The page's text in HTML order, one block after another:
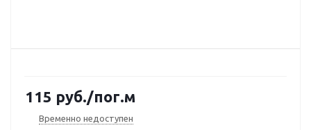
115 руб./пог.м
Временно недоступен